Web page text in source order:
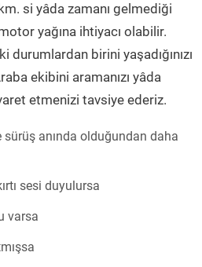
si yâda zamanı gelmediği
yağına ihtiyacı olabilir.
durumlardan birini yaşadığınızı
ekibini aramanızı yâda
etmenizi tavsiye ederiz.
anında olduğundan daha
sesi duyulursa
varsa